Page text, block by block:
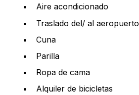
Aire acondicionado
Traslado del/ al aeropuerto
Cuna
Parilla
Ropa de cama
Alquiler de bicicletas